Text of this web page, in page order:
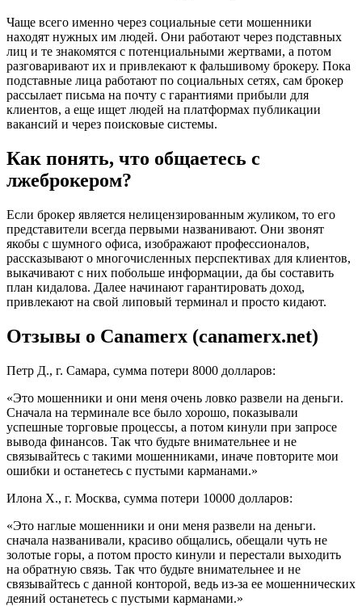
Чаще всего именно через социальные сети мошенники
находят нужных им людей. Они работают через подставных
лиц и те знакомятся с потенциальными жертвами, а потом
разговаривают их и привлекают к фальшивому брокеру. Пока
подставные лица работают по социальных сетях, сам брокер
рассылает письма на почту с гарантиями прибыли для
клиентов, а еще ищет людей на платформах публикации
вакансий и через поисковые системы.
Как понять, что общаетесь с
лжеброкером?
Если брокер является нелицензированным жуликом, то его
представители всегда первыми названивают. Они звонят
якобы с шумного офиса, изображают профессионалов,
рассказывают о многочисленных перспективах для клиентов,
выкачивают с них побольше информации, да бы составить
план кидалова. Далее начинают гарантировать доход,
привлекают на свой липовый терминал и просто кидают.
Отзывы о Canamerx (canamerx.net)
Петр Д., г. Самара, сумма потери 8000 долларов:
«Это мошенники и они меня очень ловко развели на деньги.
Сначала на терминале все было хорошо, показывали
успешные торговые процессы, а потом кинули при запросе
вывода финансов. Так что будьте внимательнее и не
связывайтесь с такими мошенниками, иначе повторите мои
ошибки и останетесь с пустыми карманами.»
Илона Х., г. Москва, сумма потери 10000 долларов:
«Это наглые мошенники и они меня развели на деньги.
сначала названивали, красиво общались, обещали чуть не
золотые горы, а потом просто кинули и перестали выходить
на обратную связь. Так что будьте внимательнее и не
связывайтесь с данной конторой, ведь из-за ее мошеннических
деяний останетесь с пустыми карманами.»